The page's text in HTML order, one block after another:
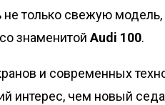
не только свежую
знаменитой Audi 100.
и современных
интерес, чем новый